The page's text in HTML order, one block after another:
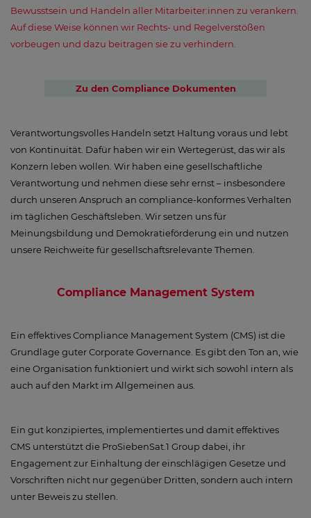
Bewusstsein und Handeln aller Mitarbeiter:innen zu verankern.
Auf diese Weise können wir Rechts- und Regelverstößen
vorbeugen und dazu beitragen sie zu verhindern.
Zu den Compliance Dokumenten
Verantwortungsvolles Handeln setzt Haltung voraus und lebt
von Kontinuität. Dafür haben wir ein Wertegerüst, das wir als
Konzern leben wollen. Wir haben eine gesellschaftliche
Verantwortung und nehmen diese sehr ernst – insbesondere
durch unseren Anspruch an compliance-konformes Verhalten
im täglichen Geschäftsleben. Wir setzen uns für
Meinungsbildung und Demokratieförderung ein und nutzen
unsere Reichweite für gesellschaftsrelevante Themen.
Compliance Management System
Ein effektives Compliance Management System (CMS) ist die
Grundlage guter Corporate Governance. Es gibt den Ton an, wie
eine Organisation funktioniert und wirkt sich sowohl intern als
auch auf den Markt im Allgemeinen aus.
Ein gut konzipiertes, implementiertes und damit effektives
CMS unterstützt die ProSiebenSat.1 Group dabei, ihr
Engagement zur Einhaltung der einschlägigen Gesetze und
Vorschriften nicht nur gegenüber Dritten, sondern auch intern
unter Beweis zu stellen.